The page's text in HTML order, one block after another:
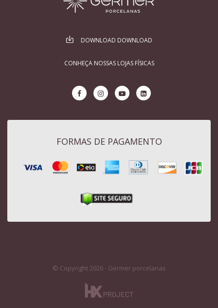
DOWNLOAD DOWNLOAD
CONHEÇA NOSSAS LOJAS FÍSICAS
FORMAS DE PAGAMENTO
© Copyright 2026 - Germer porcelanas